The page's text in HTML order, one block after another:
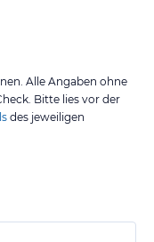
Alle Angaben ohne
Bitte lies vor der
des jeweiligen